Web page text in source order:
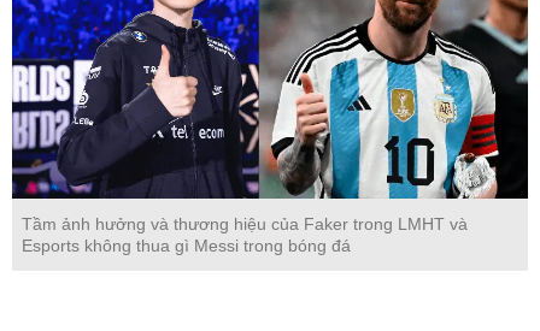
Tầm ảnh hưởng và thương hiệu của Faker trong LMHT và
Esports không thua gì Messi trong bóng đá